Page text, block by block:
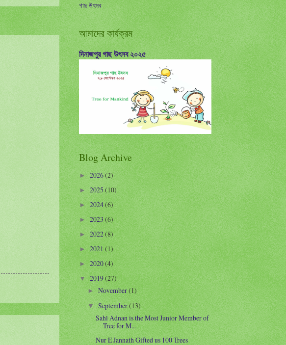
গাছ উৎসব
আমাদের কার্যক্রম
দিনাজপুর গাছ উৎসব ২০২৫
Blog Archive
► 2026(2)
►2025(10)
►2024(6)
► 2023(6)
►2022(8)
►2021(1)
►2020(4)
▼2019(27)
►November(1)
▼September(13)
Sahl Adnan is the Most Junior Member of
Tree for M...
Nur E Jannath Gifted us 100 Trees